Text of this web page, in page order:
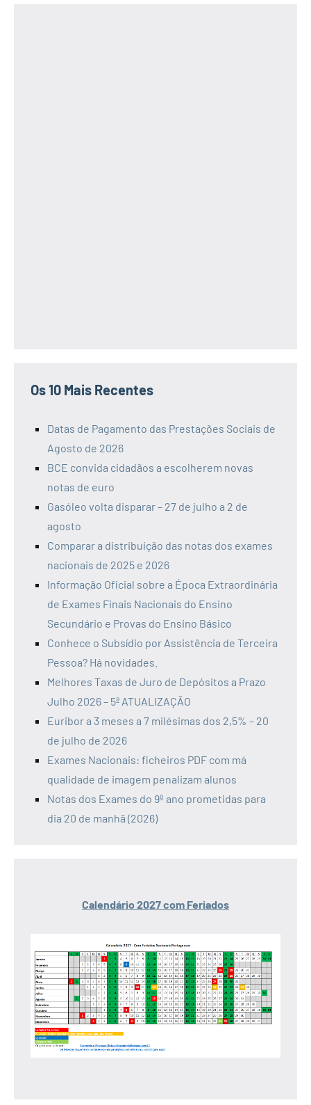
Os 10 Mais Recentes
Datas de Pagamento das Prestações Sociais de
Agosto de 2026
BCE convida cidadãos a escolherem novas
notas de euro
Gasóleo volta disparar – 27 de julho a 2 de
agosto
Comparar a distribuição das notas dos exames
nacionais de 2025 e 2026
Informação Oficial sobre a Época Extraordinária
de Exames Finais Nacionais do Ensino
Secundário e Provas do Ensino Básico
Conhece o Subsídio por Assistência de Terceira
Pessoa? Há novidades.
Melhores Taxas de Juro de Depósitos a Prazo
Julho 2026 – 5ª ATUALIZAÇÃO
Euribor a 3 meses a 7 milésimas dos 2,5% – 20
de julho de 2026
Exames Nacionais: ficheiros PDF com má
qualidade de imagem penalizam alunos
Notas dos Exames do 9º ano prometidas para
dia 20 de manhã (2026)
Calendário 2027 com Feriados